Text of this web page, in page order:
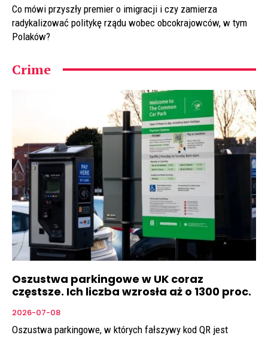
Co mówi przyszły premier o imigracji i czy zamierza
radykalizować politykę rządu wobec obcokrajowców, w tym
Polaków?
Crime
Oszustwa parkingowe w UK coraz
częstsze. Ich liczba wzrosła aż o 1300 proc.
2026-07-08
Oszustwa parkingowe, w których fałszywy kod QR jest